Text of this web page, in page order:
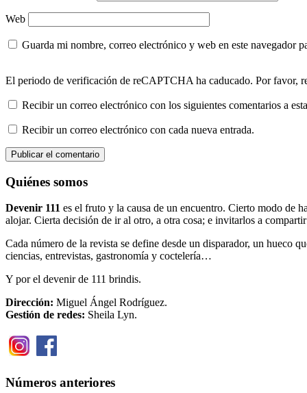
Web
Guarda mi nombre, correo electrónico y web en este navegador
El periodo de verificación de reCAPTCHA ha caducado. Por favor,
Recibir un correo electrónico con los siguientes comentarios a
Recibir un correo electrónico con cada nueva entrada.
Quiénes somos
Devenir 111 es el fruto y la causa de un encuentro. Cierto modo de
alojar. Cierta decisión de ir al otro, a otra cosa; e invitarlos a
Cada número de la revista se define desde un disparador, un hueco
ciencias, entrevistas, gastronomía y coctelería…
Y por el devenir de 111 brindis.
Dirección: Miguel Ángel Rodríguez.
Gestión de redes: Sheila Lyn.
Números anteriores